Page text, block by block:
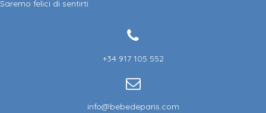
Saremo felici di sentirti
+34 917 105 552
info@bebedeparis.com